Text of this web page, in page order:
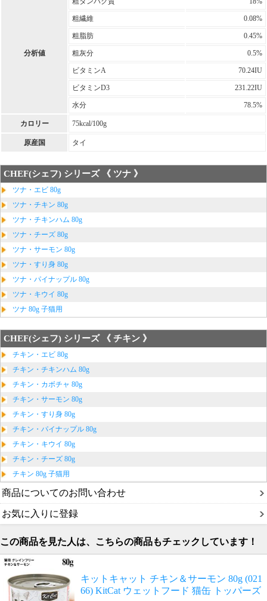
分析値
粗繊維 0.08%
粗脂肪 0.45%
粗灰分 0.5%
ビタミンA 70.24IU
ビタミンD3 231.22IU
水分 78.5%
カロリー 75kcal/100g
原産国 タイ
CHEF(シェフ) シリーズ 《 ツナ 》
ツナ・エビ 80g
ツナ・チキン 80g
ツナ・チキンハム 80g
ツナ・チーズ 80g
ツナ・サーモン 80g
ツナ・すり身 80g
ツナ・パイナップル 80g
ツナ・キウイ 80g
ツナ 80g 子猫用
CHEF(シェフ) シリーズ 《 チキン 》
チキン・エビ 80g
チキン・チキンハム 80g
チキン・カボチャ 80g
チキン・サーモン 80g
チキン・すり身 80g
チキン・パイナップル 80g
チキン・キウイ 80g
チキン・チーズ 80g
チキン 80g 子猫用
商品についてのお問い合わせ
お気に入りに登録
この商品を見た人は、こちらの商品もチェックしています！
キットキャット チキン＆サーモン 80g (021
66) KitCat ウェットフード 猫缶 トッパーズ